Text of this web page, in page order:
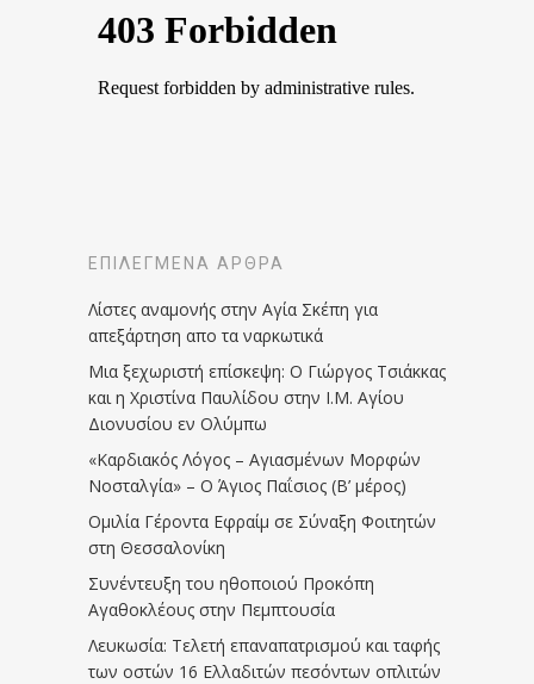
ΕΠΙΛΕΓΜΈΝΑ ΆΡΘΡΑ
Λίστες αναμονής στην Αγία Σκέπη για
απεξάρτηση απο τα ναρκωτικά
Μια ξεχωριστή επίσκεψη: Ο Γιώργος Τσιάκκας
και η Χριστίνα Παυλίδου στην Ι.Μ. Αγίου
Διονυσίου εν Ολύμπω
«Καρδιακός Λόγος – Αγιασμένων Μορφών
Νοσταλγία» – Ο Άγιος Παΐσιος (Β’ μέρος)
Ομιλία Γέροντα Εφραίμ σε Σύναξη Φοιτητών
στη Θεσσαλονίκη
Συνέντευξη του ηθοποιού Προκόπη
Αγαθοκλέους στην Πεμπτουσία
Λευκωσία: Τελετή επαναπατρισμού και ταφής
των οστών 16 Ελλαδιτών πεσόντων οπλιτών